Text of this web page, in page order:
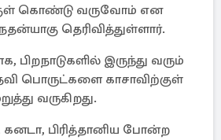
கொண்டு வருவோம் என
தெரிவித்துள்ளார்.
பிறநாடுகளில் இருந்து வரும்
பொருட்களை காசாவிற்குள்
வருகிறது.
பிரித்தானிய போன்ற